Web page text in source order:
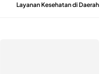
Layanan Kesehatan di Daerah